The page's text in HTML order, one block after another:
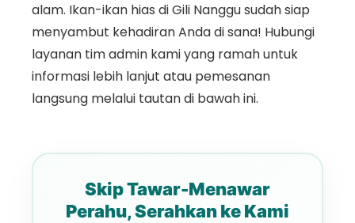
alam. Ikan-ikan hias di Gili Nanggu sudah siap
menyambut kehadiran Anda di sana! Hubungi
layanan tim admin kami yang ramah untuk
informasi lebih lanjut atau pemesanan
langsung melalui tautan di bawah ini.
Skip Tawar-Menawar
Perahu, Serahkan ke Kami